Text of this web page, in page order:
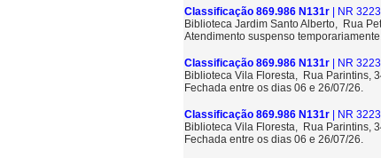
Classificação 869.986 N131r | NR
Biblioteca Jardim Santo Alberto, Rua
Atendimento suspenso
Classificação 869.986 N131r | NR
Biblioteca Vila Floresta, Rua Parintins,
Fechada entre os dias 06 e 26/07/26.
Classificação 869.986 N131r | NR
Biblioteca Vila Floresta, Rua Parintins,
Fechada entre os dias 06 e 26/07/26.